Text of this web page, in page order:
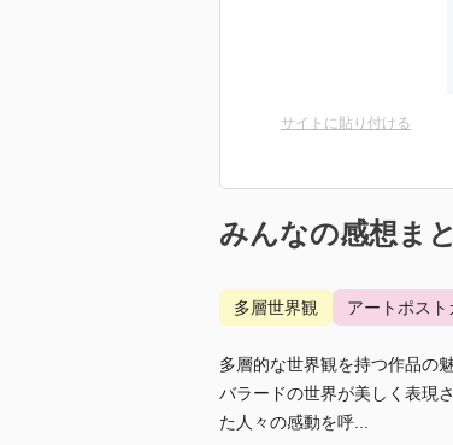
サイトに貼り付ける
みんなの感想ま
多層世界観 アートポスト
多層的な世界観を持つ作品の
バラードの世界が美しく表現
た人々の感動を呼...